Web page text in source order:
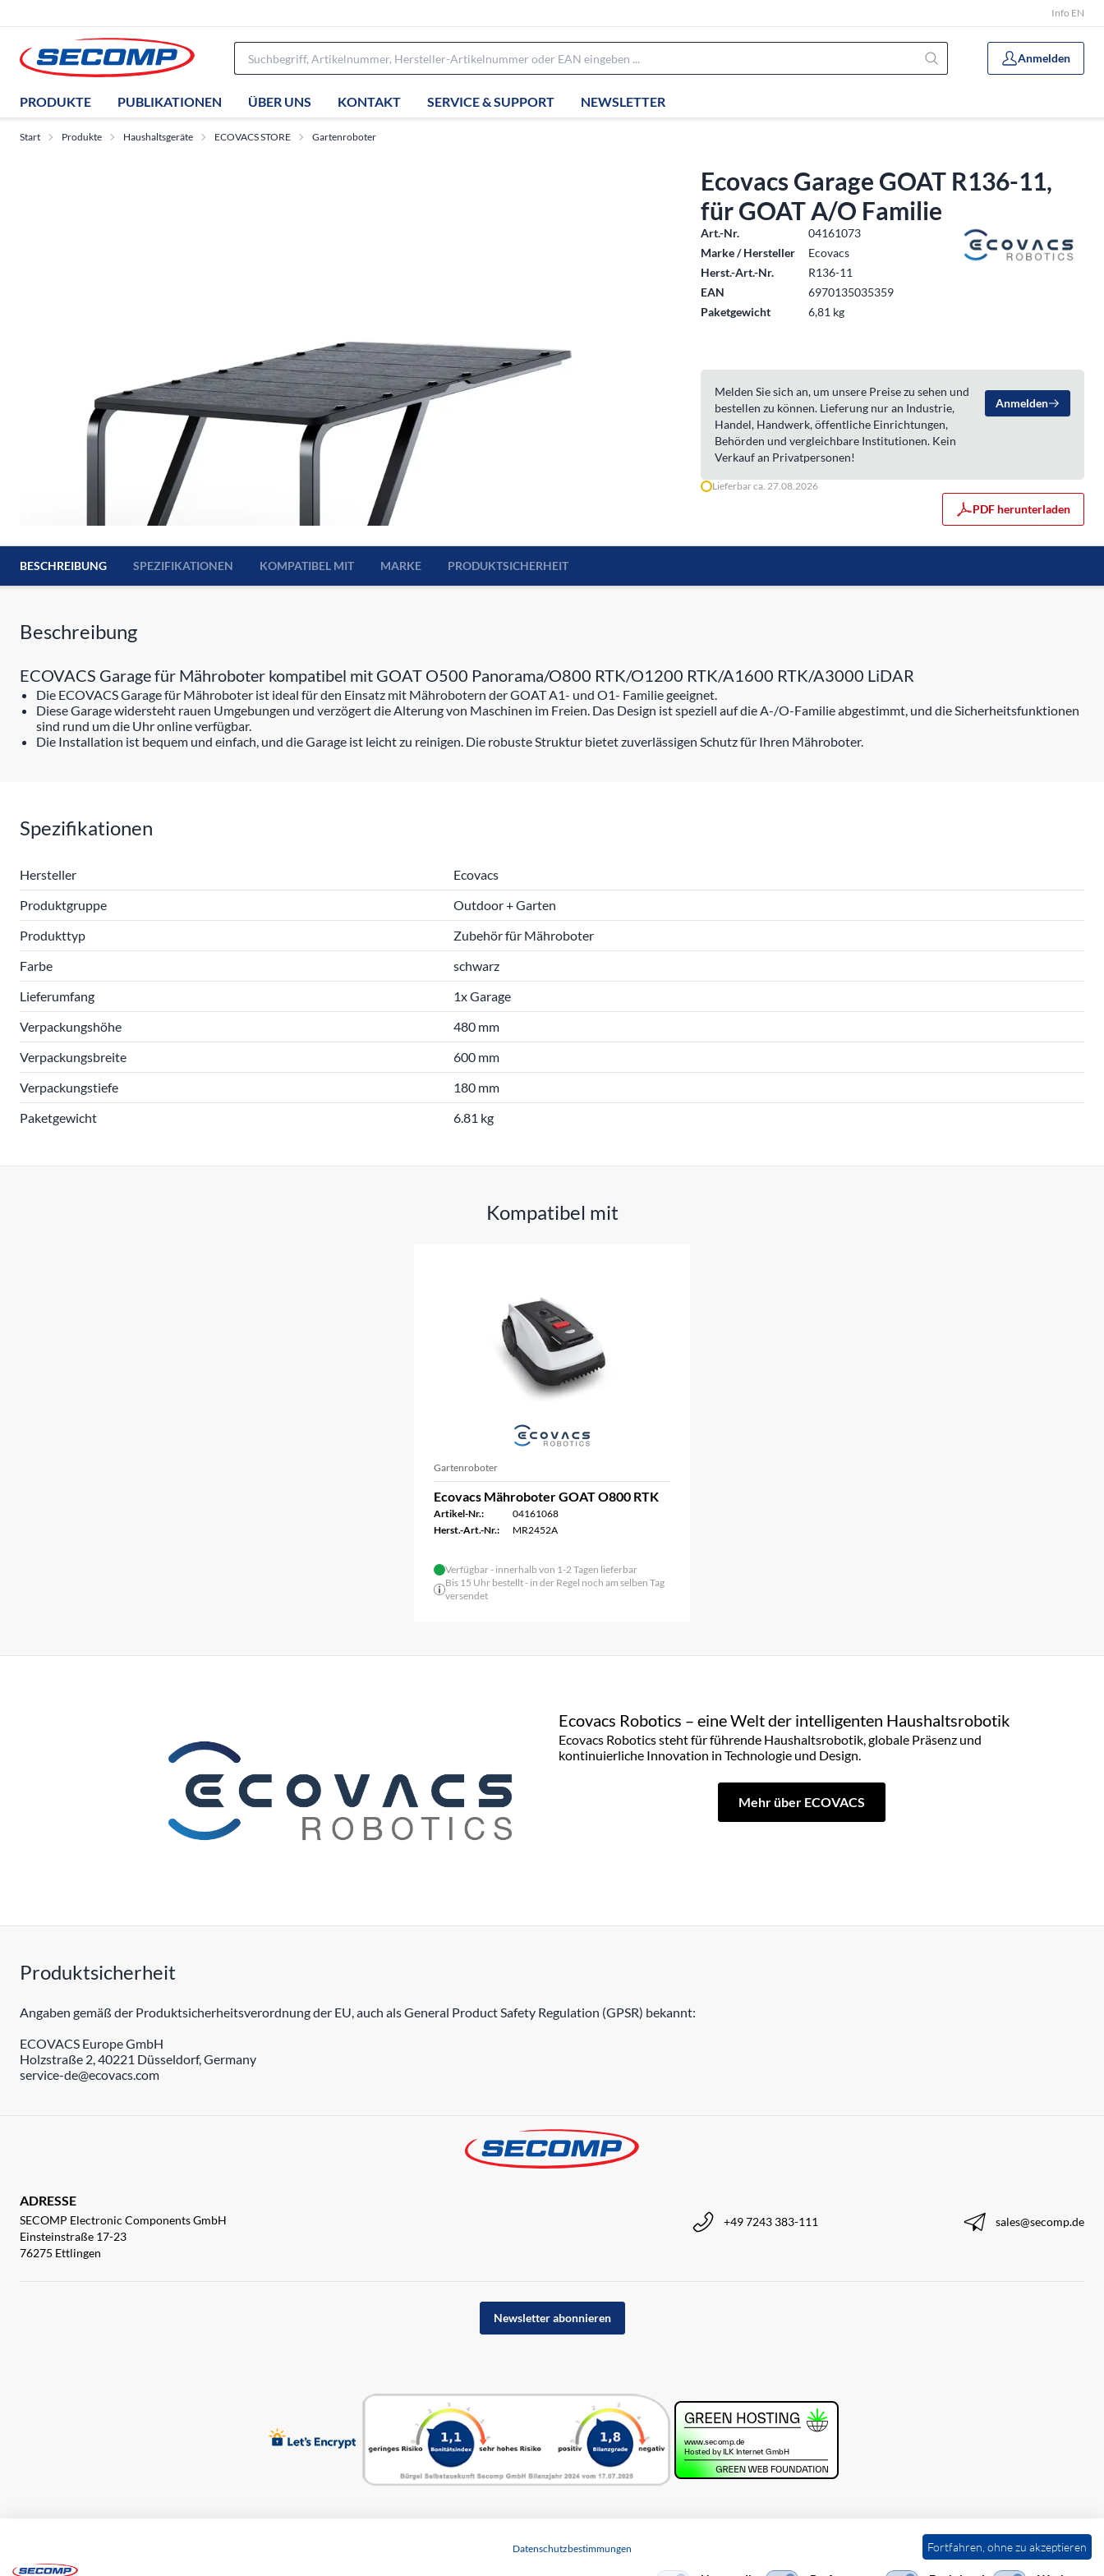
Info EN
Anmelden
PRODUKTE PUBLIKATIONEN ÜBER UNS KONTAKT SERVICE & SUPPORT NEWSLETTER
Start Produkte Haushaltsgeräte ECOVACS STORE Gartenroboter
Ecovacs Garage GOAT R136-11,
für GOAT A/O Familie
Art.-Nr.
04161073
Marke / Hersteller
Ecovacs
Herst.-Art.-Nr.
R136-11
EAN
6970135035359
Paketgewicht
6,81 kg
Melden Sie sich an, um unsere Preise zu sehen und
bestellen zu können. Lieferung nur an Industrie,
Handel, Handwerk, öffentliche Einrichtungen,
Behörden und vergleichbare Institutionen. Kein
Verkauf an Privatpersonen!
Anmelden
Lieferbar ca. 27.08.2026
PDF herunterladen
BESCHREIBUNG SPEZIFIKATIONEN KOMPATIBEL MIT MARKE PRODUKTSICHERHEIT
Beschreibung
ECOVACS Garage für Mähroboter kompatibel mit GOAT O500 Panorama/O800 RTK/O1200 RTK/A1600 RTK/A3000 LiDAR
Die ECOVACS Garage für Mähroboter ist ideal für den Einsatz mit Mährobotern der GOAT A1- und O1- Familie geeignet.
Diese Garage widersteht rauen Umgebungen und verzögert die Alterung von Maschinen im Freien. Das Design ist speziell auf die A-/O-Familie abgestimmt, und die Sicherheitsfunktionen
sind rund um die Uhr online verfügbar.
Die Installation ist bequem und einfach, und die Garage ist leicht zu reinigen. Die robuste Struktur bietet zuverlässigen Schutz für Ihren Mähroboter.
Spezifikationen
Hersteller
Ecovacs
Produktgruppe
Outdoor + Garten
Produkttyp
Zubehör für Mähroboter
Farbe
schwarz
Lieferumfang
1x Garage
Verpackungshöhe
480 mm
Verpackungsbreite
600 mm
Verpackungstiefe
180 mm
Paketgewicht
6.81 kg
Kompatibel mit
Gartenroboter
Ecovacs Mähroboter GOAT O800 RTK
Artikel-Nr.:
04161068
Herst.-Art.-Nr.:
MR2452A
Verfügbar - innerhalb von 1-2 Tagen lieferbar
Bis 15 Uhr bestellt - in der Regel noch am selben Tag
versendet
Ecovacs Robotics – eine Welt der intelligenten Haushaltsrobotik
Ecovacs Robotics steht für führende Haushaltsrobotik, globale Präsenz und
kontinuierliche Innovation in Technologie und Design.
Mehr über ECOVACS
Produktsicherheit
Angaben gemäß der Produktsicherheitsverordnung der EU, auch als General Product Safety Regulation (GPSR) bekannt:
ECOVACS Europe GmbH
Holzstraße 2, 40221 Düsseldorf, Germany
service-de@ecovacs.com
ADRESSE
SECOMP Electronic Components GmbH
Einsteinstraße 17-23
76275 Ettlingen
+49 7243 383-111 sales@secomp.de
Newsletter abonnieren
Fortfahren, ohne zu akzeptieren
Datenschutzbestimmungen